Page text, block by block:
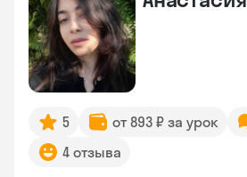
5 от 893 ₽ за урок
4 отзыва